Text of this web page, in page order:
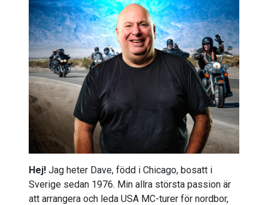
Hej! Jag heter Dave, född i Chicago, bosatt i
Sverige sedan 1976. Min allra största passion är
att arrangera och leda USA MC-turer för nordbor,